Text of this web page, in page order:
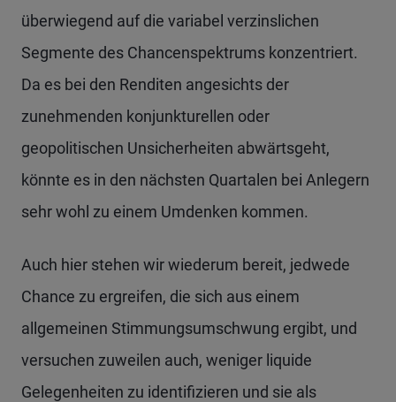
überwiegend auf die variabel verzinslichen
Segmente des Chancenspektrums konzentriert.
Da es bei den Renditen angesichts der
zunehmenden konjunkturellen oder
geopolitischen Unsicherheiten abwärtsgeht,
könnte es in den nächsten Quartalen bei Anlegern
sehr wohl zu einem Umdenken kommen.
Auch hier stehen wir wiederum bereit, jedwede
Chance zu ergreifen, die sich aus einem
allgemeinen Stimmungsumschwung ergibt, und
versuchen zuweilen auch, weniger liquide
Gelegenheiten zu identifizieren und sie als